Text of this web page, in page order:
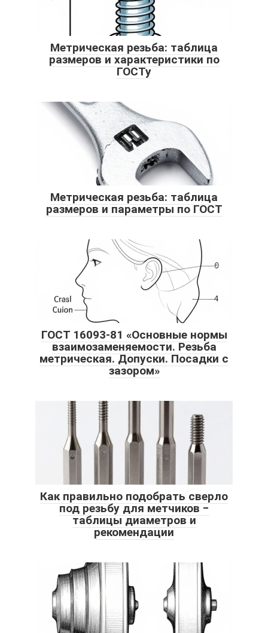
Метрическая резьба: таблица
размеров и характеристики по
ГОСТу
Метрическая резьба: таблица
размеров и параметры по ГОСТ
ГОСТ 16093-81 «Основные нормы
взаимозаменяемости. Резьба
метрическая. Допуски. Посадки с
зазором»
Как правильно подобрать сверло
под резьбу для метчиков −
таблицы диаметров и
рекомендации